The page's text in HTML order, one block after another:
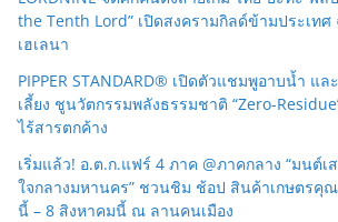
the Tenth Lord” เปิดสงครามกิลด์ข้ามประเทศ
เฮเลนา
PIPPER STANDARD® เปิดตัวแชมพูอาบน้ำ แ
เลี้ยง ชูนวัตกรรมพลังธรรมชาติ “Zero-
ไร้สารตกค้าง
เริ่มแล้ว! อ.ต.ก.แฟร์ 4 ภาค @ภาคกลาง “มนต์เ
ใจกลางมหานคร” ชวนชิม ช้อป สินค้าเกษตรคุ
นี้ – 8 สิงหาคมนี้ ณ ลานคนเมือง